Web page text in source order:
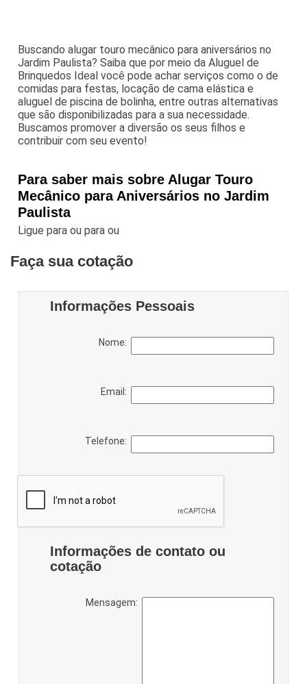
Buscando alugar touro mecânico para aniversários no
Jardim Paulista? Saiba que por meio da Aluguel de
Brinquedos Ideal você pode achar serviços como o de
comidas para festas, locação de cama elástica e
aluguel de piscina de bolinha, entre outras alternativas
que são disponibilizadas para a sua necessidade.
Buscamos promover a diversão os seus filhos e
contribuir com seu evento!
Para saber mais sobre Alugar Touro
Mecânico para Aniversários no Jardim
Paulista
Ligue paraou paraou
Faça sua cotação
Informações Pessoais
Nome:
Email:
Telefone:
Informações de contato ou
cotação
Mensagem: